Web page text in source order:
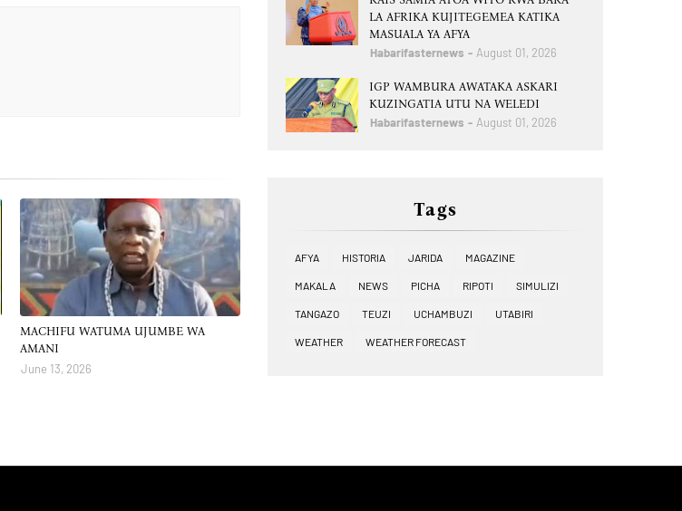
MACHIFU WATUMA UJUMBE WA
AMANI
June 13, 2026
LA AFRIKA KUJITEGEMEA KATIKA
MASUALA YA AFYA
Habarifasternews August 01, 2026
IGP WAMBURA AWATAKA ASKARI
KUZINGATIA UTU NA WELEDI
Habarifasternews August 01, 2026
Tags
AFYA HISTORIA JARIDA MAGAZINE
MAKALA NEWS PICHA RIPOTI SIMULIZI
TANGAZO TEUZI UCHAMBUZI UTABIRI
WEATHER WEATHER FORECAST